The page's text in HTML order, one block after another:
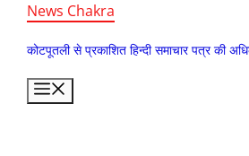
content
News Chakra
कोटपूतली से प्रकाशित हिन्दी समाचार पत्र की